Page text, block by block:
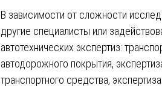
В зависимости от сложности
другие специалисты или
автотехнических экспертиз:
автодорожного покрытия,
транспортного средства,